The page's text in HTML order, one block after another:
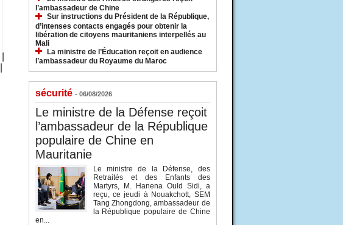
l’ambassadeur de Chine
Sur instructions du Président de la République,
d’intenses contacts engagés pour obtenir la
libération de citoyens mauritaniens interpellés au
Mali
La ministre de l’Éducation reçoit en audience
l’ambassadeur du Royaume du Maroc
sécurité - 06/08/2026
Le ministre de la Défense reçoit
l’ambassadeur de la République
populaire de Chine en
Mauritanie
Le ministre de la Défense, des
Retraités et des Enfants des
Martyrs, M. Hanena Ould Sidi, a
reçu, ce jeudi à Nouakchott, SEM
Tang Zhongdong, ambassadeur de
la République populaire de Chine
en...